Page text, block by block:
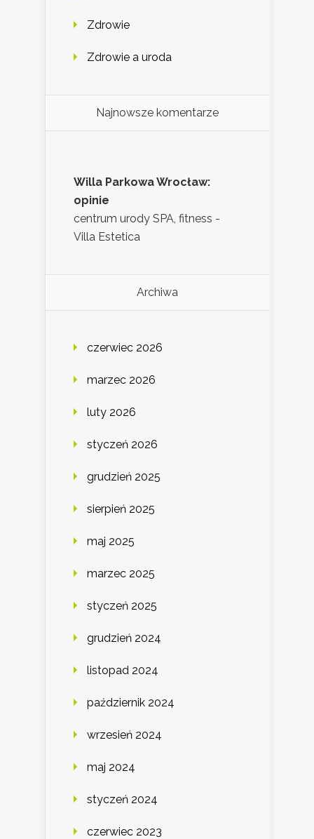
Zdrowie
Zdrowie a uroda
Najnowsze komentarze
Willa Parkowa Wrocław:
opinie
centrum urody SPA, fitness -
Villa Estetica
Archiwa
czerwiec 2026
marzec 2026
luty 2026
styczeń 2026
grudzień 2025
sierpień 2025
maj 2025
marzec 2025
styczeń 2025
grudzień 2024
listopad 2024
październik 2024
wrzesień 2024
maj 2024
styczeń 2024
czerwiec 2023